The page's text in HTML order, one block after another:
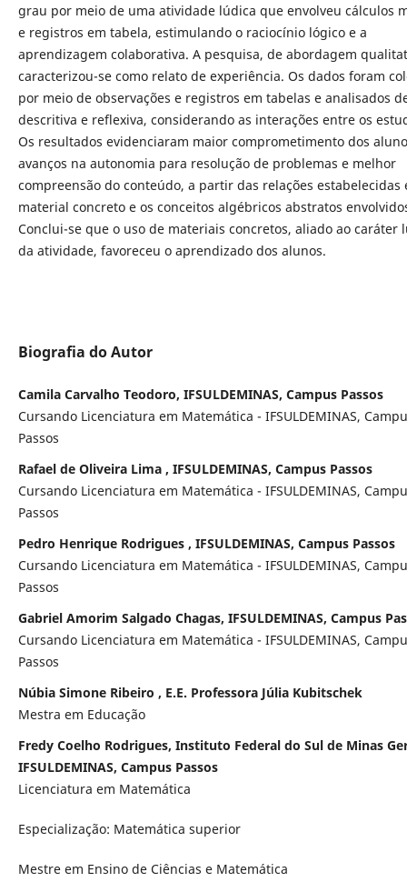
grau por meio de uma atividade lúdica que envolveu cálculos
e registros em tabela, estimulando o raciocínio lógico e a
aprendizagem colaborativa. A pesquisa, de abordagem
caracterizou-se como relato de experiência. Os dados foram
por meio de observações e registros em tabelas e analisados
descritiva e reflexiva, considerando as interações entre os
Os resultados evidenciaram maior comprometimento dos
avanços na autonomia para resolução de problemas e melhor
compreensão do conteúdo, a partir das relações estabelecidas
material concreto e os conceitos algébricos abstratos
Conclui-se que o uso de materiais concretos, aliado ao caráter
da atividade, favoreceu o aprendizado dos alunos.
Biografia do Autor
Camila Carvalho Teodoro, IFSULDEMINAS, Campus Passos
Cursando Licenciatura em Matemática - IFSULDEMINAS,
Passos
Rafael de Oliveira Lima , IFSULDEMINAS, Campus Passos
Cursando Licenciatura em Matemática - IFSULDEMINAS,
Passos
Pedro Henrique Rodrigues , IFSULDEMINAS, Campus Passos
Cursando Licenciatura em Matemática - IFSULDEMINAS,
Passos
Gabriel Amorim Salgado Chagas, IFSULDEMINAS, Campus
Cursando Licenciatura em Matemática - IFSULDEMINAS,
Passos
Núbia Simone Ribeiro , E.E. Professora Júlia Kubitschek
Mestra em Educação
Fredy Coelho Rodrigues, Instituto Federal do Sul de Minas
IFSULDEMINAS, Campus Passos
Licenciatura em Matemática
Especialização: Matemática superior
Mestre em Ensino de Ciências e Matemática